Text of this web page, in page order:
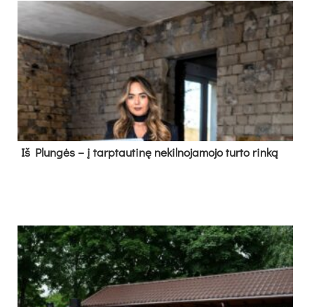
Iš Plungės – į tarptautinę nekilnojamojo turto rinką